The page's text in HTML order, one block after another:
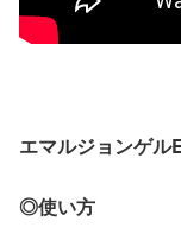
エマルジョンゲル
◎使い方